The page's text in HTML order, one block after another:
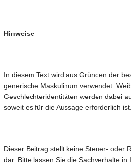
Hinweise
In diesem Text wird aus Gründen der
generische Maskulinum verwendet.
Geschlechteridentitäten werden dabei
soweit es für die Aussage erforderlich ist.
Dieser Beitrag stellt keine Steuer- oder
dar. Bitte lassen Sie die Sachverhalte in